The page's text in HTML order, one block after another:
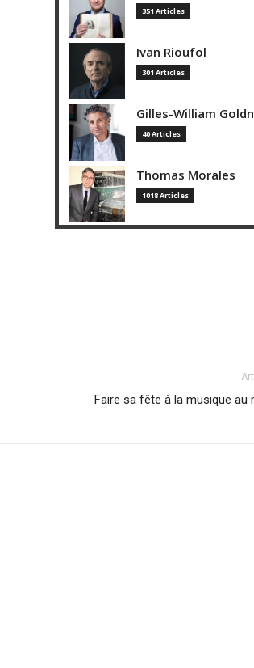
351 Articles
Ivan Rioufol
301 Articles
Gilles-William
40 Articles
Thomas Morales
1018 Articles
Faire sa fête à la musique au